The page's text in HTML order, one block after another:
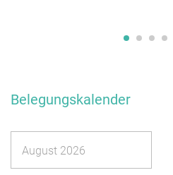
• 1 separates Badezimmer mit
Entfernungen:
Unser Ferienhaus liegt mitten
Belegungskalender
August 2026